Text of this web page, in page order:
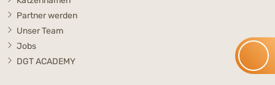
Partner werden
Unser Team
Jobs
DGT ACADEMY